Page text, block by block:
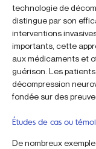
technologie de
distingue par son
interventions
importants, cette
aux médicaments et
guérison. Les
décompression
fondée sur des
Études de cas ou
De nombreux